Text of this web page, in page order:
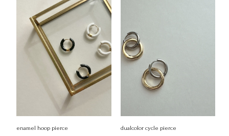
enamel hoop pierce dualcolor cycle pierce